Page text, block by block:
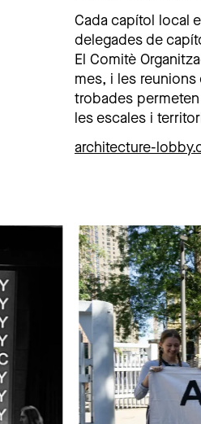
Cada capítol local
delegades de
El Comitè
mes, i les
trobades
les escales i
architecture-